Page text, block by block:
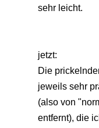
sehr leicht.
jetzt:
Die
jeweils sehr
(also von
entfernt), die